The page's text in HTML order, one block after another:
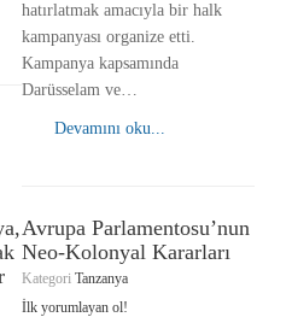
hatırlatmak amacıyla bir halk
kampanyası organize etti.
Kampanya kapsamında
Darüsselam ve…
Devamını oku...
Avrupa Parlamentosu’nun
Neo-Kolonyal Kararları
Kategori Tanzanya
İlk yorumlayan ol!